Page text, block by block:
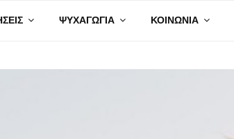
ΨΥΧΑΓΩΓΙΑ ΚΟΙΝΩΝΙΑ